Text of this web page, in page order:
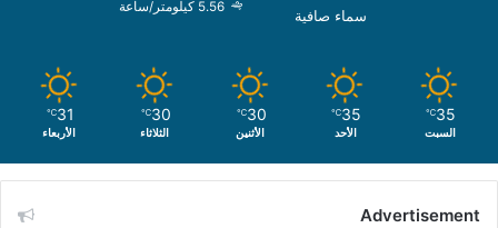
سماء صافية
5.56 كيلومتر/ساعة
35
℃
السبت
35
℃
الأحد
30
℃
الأثنين
30
℃
الثلاثاء
31
℃
الأربعاء
Advertisement